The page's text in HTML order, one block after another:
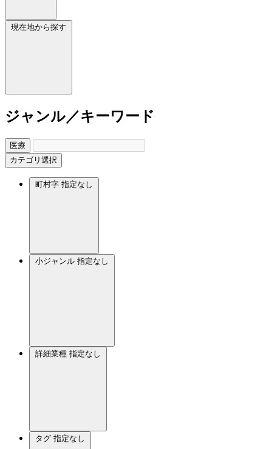
現在地から探す
ジャンル／キーワード
医療
カテゴリ選択
町村字 指定なし
小ジャンル 指定なし
詳細業種 指定なし
タグ 指定なし